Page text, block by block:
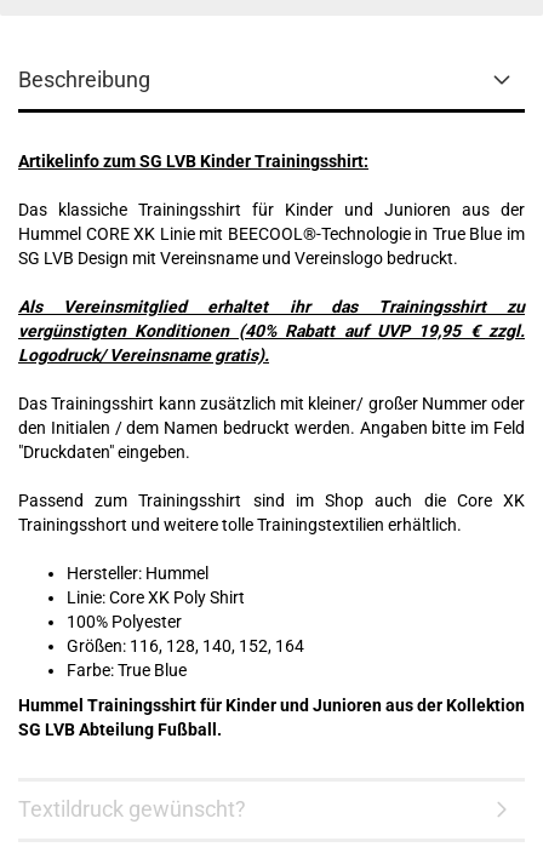
Beschreibung
Artikelinfo zum SG LVB Kinder Trainingsshirt:
Das klassiche Trainingsshirt für Kinder und Junioren aus der
Hummel CORE XK Linie mit BEECOOL®-Technologie in True Blue im
SG LVB Design mit Vereinsname und Vereinslogo bedruckt.
Als Vereinsmitglied erhaltet ihr das Trainingsshirt zu
vergünstigten Konditionen (40% Rabatt auf UVP 19,95 € zzgl.
Logodruck/ Vereinsname gratis).
Das Trainingsshirt kann zusätzlich mit kleiner/ großer Nummer oder
den Initialen / dem Namen bedruckt werden. Angaben bitte im Feld
"Druckdaten" eingeben.
Passend zum Trainingsshirt sind im Shop auch die Core XK
Trainingsshort und weitere tolle Trainingstextilien erhältlich.
Hersteller: Hummel
Linie: Core XK Poly Shirt
100% Polyester
Größen: 116, 128, 140, 152, 164
Farbe: True Blue
Hummel Trainingsshirt für Kinder und Junioren aus der Kollektion
SG LVB Abteilung Fußball.
Textildruck gewünscht?